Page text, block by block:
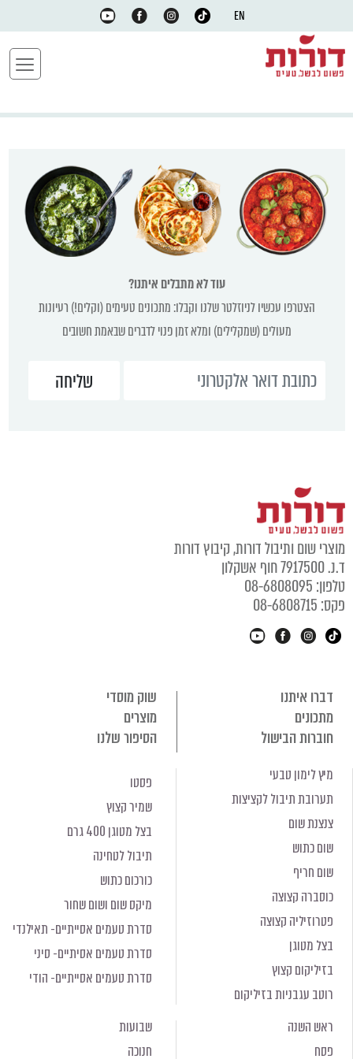
EN
עוד לא מתבלים איתנו?
הצטרפו עכשיו לניוזלטר שלנו וקבלו: מתכונים טעימים (וקלים!) רעיונות
מעולים (שמקלילים) ומלא זמן פנוי לדברים שבאמת חשובים
מוצרי שום ותיבול דורות, קיבוץ דורות
ד.נ. 7917500 חוף אשקלון
טלפון: 08-6808095
פקס: 08-6808715
דברו איתנו
שוק מוסדי
מתכונים
מוצרים
חוברות הבישול
הסיפור שלנו
מיץ לימון טבעי
תערובת תיבול לקציצות
צנצנת שום
שום כתוש
שום חריף
כוסברה קצוצה
פטרוזיליה קצוצה
בצל מטוגן
בזיליקום קצוץ
רוטב עגבניות בזיליקום
פסטו
שמיר קצוץ
בצל מטוגן 400 גרם
תיבול לטחינה
כורכום כתוש
מיקס שום ושום שחור
סדרת טעמים אסייתיים- תאילנדי
סדרת טעמים אסיתיים- סיני
סדרת טעמים אסייתיים- הודי
ראש השנה
פסח
שבועות
חנוכה